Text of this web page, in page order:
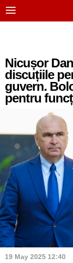
Nicușor
discuțiile
guvern.
pentru
19 May 2025 12:40